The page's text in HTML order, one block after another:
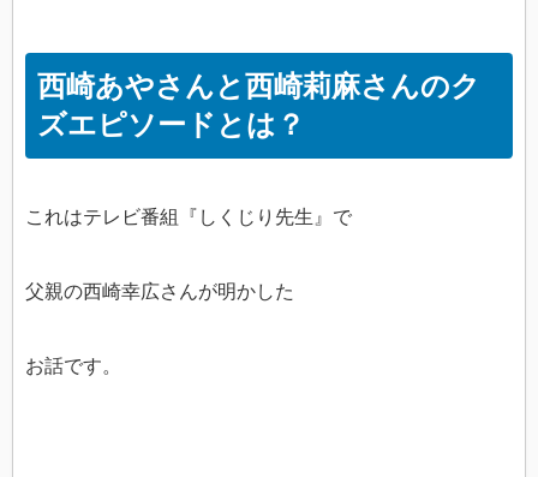
西崎あやさんと西崎莉麻さんのク
ズエピソードとは？
これはテレビ番組『しくじり先生』で
父親の西崎幸広さんが明かした
お話です。